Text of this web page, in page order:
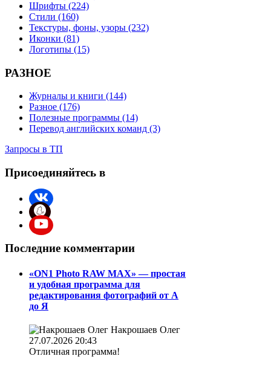
Шрифты (224)
Стили (160)
Текстуры, фоны, узоры (232)
Иконки (81)
Логотипы (15)
РАЗНОЕ
Журналы и книги (144)
Разное (176)
Полезные программы (14)
Перевод английских команд (3)
Запросы в ТП
Присоединяйтесь в
Последние комментарии
«ON1 Photo RAW MAX» — простая
и удобная программа для
редактирования фотографий от А
до Я
Накрошаев Олег
27.07.2026 20:43
Отличная программа!